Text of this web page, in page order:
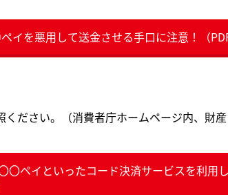
を悪用して送金させる手口に注意！（PDF
ださい。（消費者庁ホームページ内、財
〇ペイといったコード決済サービスを利用